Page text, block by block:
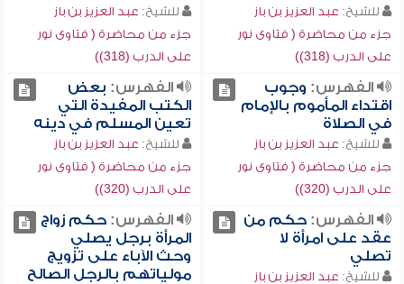
للشيخ: عبد العزيز بن باز
جزء من محاضرة ( فتاوى نور
على الدرب (318))
للشيخ: عبد العزيز بن باز
جزء من محاضرة ( فتاوى نور
على الدرب (318))
الفهرس: وجوب
اقتداء المأموم بالإمام
في الصلاة
للشيخ: عبد العزيز بن باز
جزء من محاضرة ( فتاوى نور
على الدرب (320))
الفهرس: بعض
الكتب المفيدة التي
تعين المسلم في دينه
للشيخ: عبد العزيز بن باز
جزء من محاضرة ( فتاوى نور
على الدرب (320))
الفهرس:حكم من
عقد على امرأة لا
تصلي
للشيخ: عبد العزيز بن باز
الفهرس:حكم زواج
المرأة برجل يصلي
وحث الآباء على تزويج
مولياتهم بالرجل الصالح